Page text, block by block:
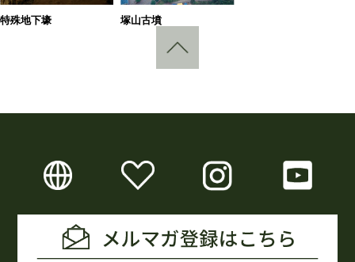
特殊地下壕 塚山古墳